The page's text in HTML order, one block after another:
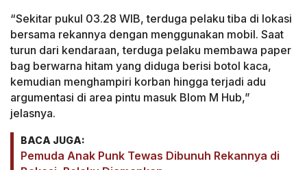
“Sekitar pukul 03.28 WIB, terduga pelaku tiba di lokasi
bersama rekannya dengan menggunakan mobil. Saat
turun dari kendaraan, terduga pelaku membawa paper
bag berwarna hitam yang diduga berisi botol kaca,
kemudian menghampiri korban hingga terjadi adu
argumentasi di area pintu masuk Blom M Hub,”
jelasnya.
BACA JUGA:
Pemuda Anak Punk Tewas Dibunuh Rekannya di